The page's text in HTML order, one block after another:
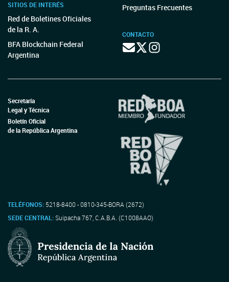
SITIOS DE INTERÉS
Red de Boletines Oficiales
de la R. A.
BFA Blockchain Federal
Argentina
Preguntas Frecuentes
CONTACTO
Secretaría
Legal y Técnica
Boletín Oficial
de la República Argentina
TELÉFONOS: 5218-8400 - 0810-345-BORA (2672)
SEDE CENTRAL:Suipacha 767, C.A.B.A. (C1008AAO)